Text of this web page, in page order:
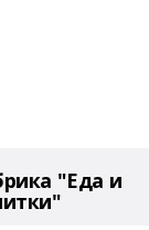
"Еда и